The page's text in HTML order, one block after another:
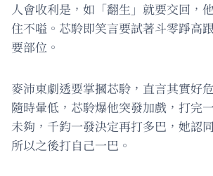
人會收利是，如「翻生」就要交回，
住不嗌。芯駖即笑言要試著斗零踭高
要部位。
麥沛東劇透要掌摑芯駖，直言其實好
隨時暈低，芯駖爆他突發加戲，打完
未夠，千鈞一發決定再打多巴，她認
所以之後打自己一巴。